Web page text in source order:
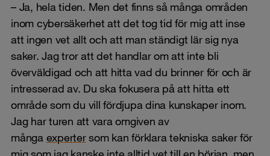
– Ja, hela tiden. Men det finns så många områden
inom cybersäkerhet att det tog tid för mig att inse
att ingen vet allt och att man ständigt lär sig nya
saker. Jag tror att det handlar om att inte bli
överväldigad och att hitta vad du brinner för och är
intresserad av. Du ska fokusera på att hitta ett
område som du vill fördjupa dina kunskaper inom.
Jag har turen att vara omgiven av
många expertersom kan förklara tekniska saker för